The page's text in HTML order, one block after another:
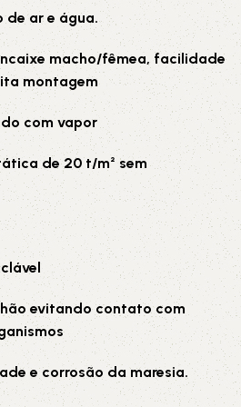
de ar e água.
macho/fêmea, facilidade
montagem
com vapor
de 20 t/m² sem
evitando contato com
e corrosão da maresia.